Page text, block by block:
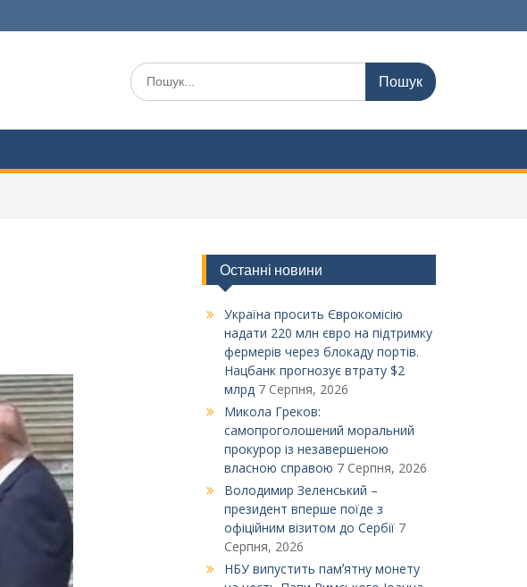
Шукати:
Останні новини
Україна просить Єврокомісію
надати 220 млн євро на підтримку
фермерів через блокаду портів.
Нацбанк прогнозує втрату $2
млрд 7 Серпня, 2026
Микола Греков:
самопроголошений моральний
прокурор із незавершеною
власною справою 7 Серпня, 2026
Володимир Зеленський –
президент вперше поїде з
офіційним візитом до Сербії 7
Серпня, 2026
НБУ випустить памʼятну монету